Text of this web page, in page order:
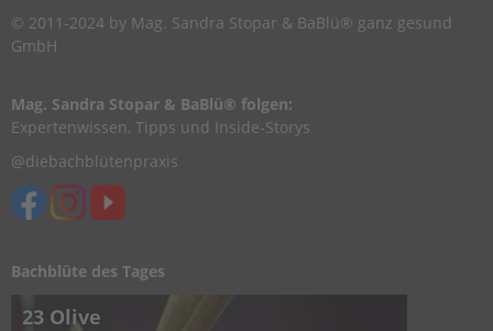
© 2011-2024 by Mag. Sandra Stopar & BaBlü® ganz gesund
GmbH
Mag. Sandra Stopar & BaBlü® folgen:
Expertenwissen, Tipps und Inside-Storys
@diebachblütenpraxis
Bachblüte des Tages
23 Olive